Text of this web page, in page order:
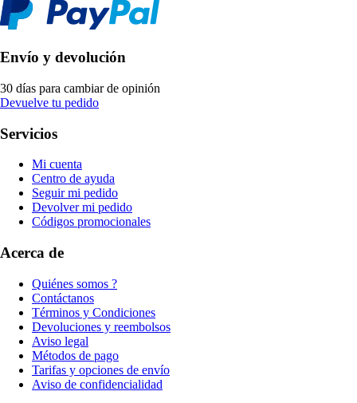
Envío y devolución
30 días para cambiar de opinión
Devuelve tu pedido
Servicios
Mi cuenta
Centro de ayuda
Seguir mi pedido
Devolver mi pedido
Códigos promocionales
Acerca de
Quiénes somos ?
Contáctanos
Términos y Condiciones
Devoluciones y reembolsos
Aviso legal
Métodos de pago
Tarifas y opciones de envío
Aviso de confidencialidad